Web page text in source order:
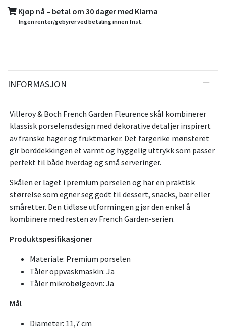
Kjøp nå – betal om 30 dager med Klarna
Ingen renter/gebyrer ved betaling innen frist.
INFORMASJON
Villeroy & Boch French Garden Fleurence skål kombinerer
klassisk porselensdesign med dekorative detaljer inspirert
av franske hager og fruktmarker. Det fargerike mønsteret
gir borddekkingen et varmt og hyggelig uttrykk som passer
perfekt til både hverdag og små serveringer.
Skålen er laget i premium porselen og har en praktisk
størrelse som egner seg godt til dessert, snacks, bær eller
småretter. Den tidløse utformingen gjør den enkel å
kombinere med resten av French Garden-serien.
Produktspesifikasjoner
Materiale: Premium porselen
Tåler oppvaskmaskin: Ja
Tåler mikrobølgeovn: Ja
Mål
Diameter: 11,7 cm